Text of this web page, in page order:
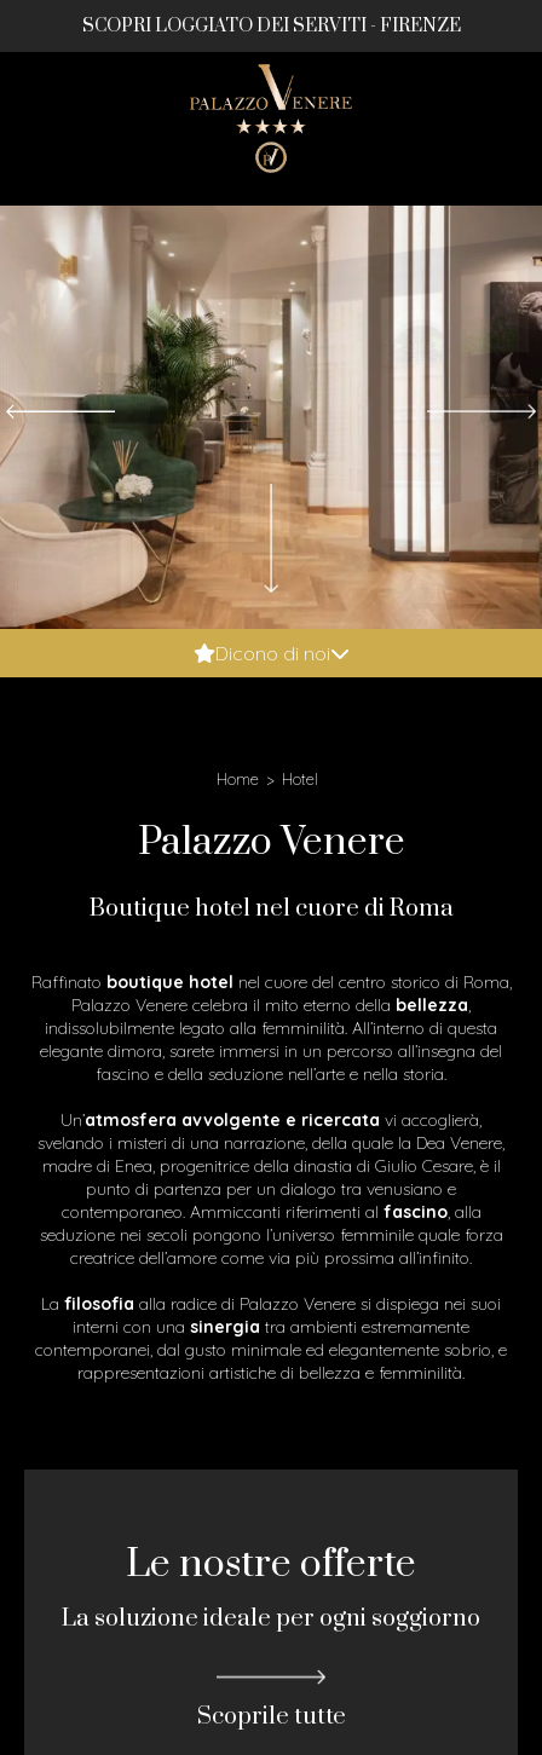
SCOPRI LOGGIATO DEI SERVITI - FIRENZE
Expedia: 9.8
Dicono di noi
Home Hotel
Palazzo Venere
Boutique hotel nel cuore di Roma
Raffinato boutique hotel nel cuore del centro storico di Roma,
Palazzo Venere celebra il mito eterno della bellezza,
indissolubilmente legato alla femminilità. All’interno di questa
elegante dimora, sarete immersi in un percorso all’insegna del
fascino e della seduzione nell’arte e nella storia.
Un’atmosfera avvolgente e ricercata vi accoglierà,
svelando i misteri di una narrazione, della quale la Dea Venere,
madre di Enea, progenitrice della dinastia di Giulio Cesare, è il
punto di partenza per un dialogo tra venusiano e
contemporaneo. Ammiccanti riferimenti al fascino, alla
seduzione nei secoli pongono l’universo femminile quale forza
creatrice dell’amore come via più prossima all’infinito.
La filosofia alla radice di Palazzo Venere si dispiega nei suoi
interni con una sinergia tra ambienti estremamente
contemporanei, dal gusto minimale ed elegantemente sobrio, e
rappresentazioni artistiche di bellezza e femminilità.
Le nostre offerte
La soluzione ideale per ogni soggiorno
Scoprile tutte